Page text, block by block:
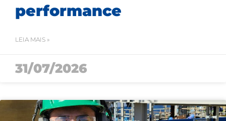
performance
LEIA MAIS »
31/07/2026